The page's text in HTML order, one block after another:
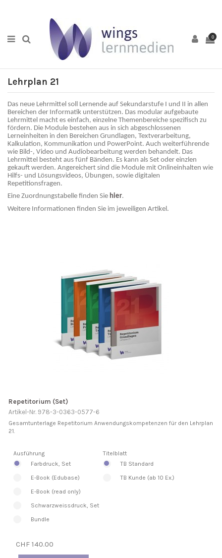
0
Lehrplan 21
Das neue Lehrmittel soll Lernende auf Sekundarstufe I und II in allen
Bereichen der Informatik unterstützen. Das modular aufgebaute
Lehrmittel macht es einfach, einzelne Themenbereiche spezifisch zu
fördern. Die Module bestehen aus in sich abgeschlossenen
Lerneinheiten in den Bereichen Grundlagen, Textverarbeitung,
Kalkulation, Kommunikation und PowerPoint. Auch weiterführende
wie Bild-, Video und Audiobearbeitung werden behandelt. Das
Lehrmittel besteht aus fünf Bänden. Es kann als Set oder einzlen
gekauft werden. Angereichert sind die Module mit Onlineinhalten wie
Hilfs- und Lösungsvideos, Übungen, sowie digitalen
Repetitionsfragen.
Eine Zuordnungstabelle finden Sie hier.
Weitere Informationen finden Sie im jeweiligen Artikel.
Repetitorium (Set)
Artikel-Nr. 978-3-0363-0577-6
Gesamtunterlage Repetitorium Anwendungskompetenzen für den Lehrplan
21.
Ausführung
Farbdruck, Set
E-Book (Edubase)
E-Book (read only)
Schwarzweissdruck, Set
Bundle
Titelblatt
TB Standard
TB Kunde (ab 10 Ex.)
CHF 140.00